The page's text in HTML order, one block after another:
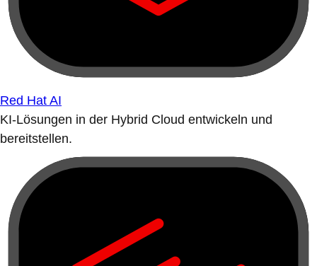
Red Hat AI
KI-Lösungen in der Hybrid Cloud entwickeln und
bereitstellen.